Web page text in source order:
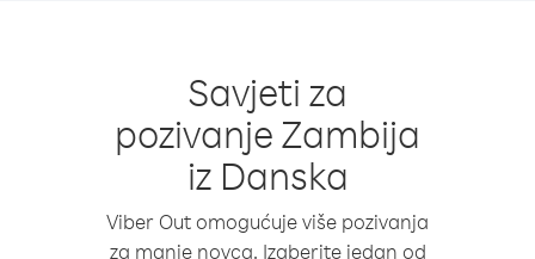
Savjeti za
pozivanje Zambija
iz Danska
Viber Out omogućuje više pozivanja
za manje novca. Izaberite jedan od